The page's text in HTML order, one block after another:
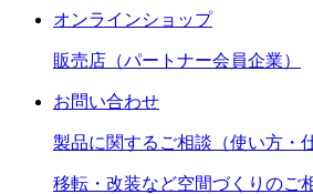
オンラインショップ
販売店（パートナー会員企業）
お問い合わせ
製品に関するご相談（使い方・
移転・改装など空間づくりのご